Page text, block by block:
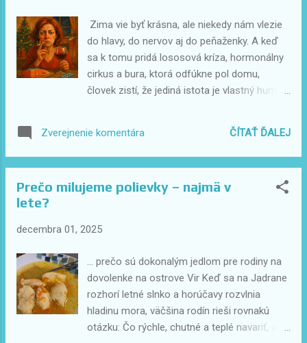
inzertné portály alebo cez rezervné
platformy. 🔍 Ako dnes fungujú podvodníci?
Sú oveľa sofistikovanejší, než si myslíte
Podvodníci už dávno nefungujú primitívnym
spôsobom. Ich profily bývajú: čerstvo
nie je to pravidlom), s priateľmi z náhodných
reálnych interakcií č...
Zima vie byť krásna, ale niekedy nám vlezie
do hlavy, do nervov aj do peňaženky. A keď
sa k tomu pridá lososová kríza, hormonálny
cirkus a bura, ktorá odfúkne pol domu,
človek zistí, že jediná istota je vlastný humor.
podnikaní, rodinných „zenoch“ a malých
dramatických momentoch, ktoré nás držia
nad vodou. Možno sa v ňom nájdete aj vy.
Zima má zvláštny talent: dokáže nám zhltnúť
snažíme sa rozdávať radosť, plánovať sviatky
a držať biznis nad vodou, zatiaľ čo zvnútra
nás rozožiera melanchólia, unavené
hormóny a pocit, že celý vesmír má urgentnú
potrebu skúšať našu trpezlivosť. Toto je
fejtón o zime, lososovi, agentúrnom živote,
Zverejnenie komentára ČÍTAŤ ĎALEJ
Prečo milujeme polievky – najmä v
lete?
decembra 01, 2025
... prečo sú dokonalým jedlom pre rodiny na
dovolenke na ostrove Vir Keď sa na Jadrane
rozhorí letné slnko a horúčavy rozvlnia
hladinu mora, väčšina rodín rieši rovnakú
otázku: Čo rýchle, chutné a teplé navariť, aby